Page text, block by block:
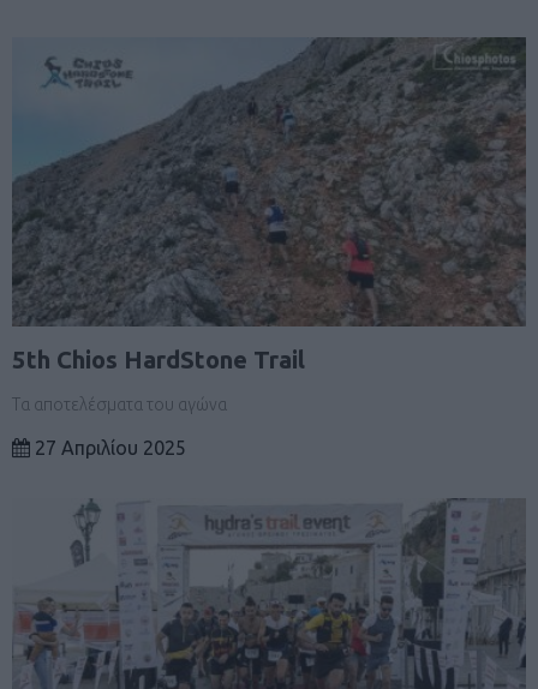
5th Chios HardStone Trail
Τα αποτελέσματα του αγώνα
27 Απριλίου 2025